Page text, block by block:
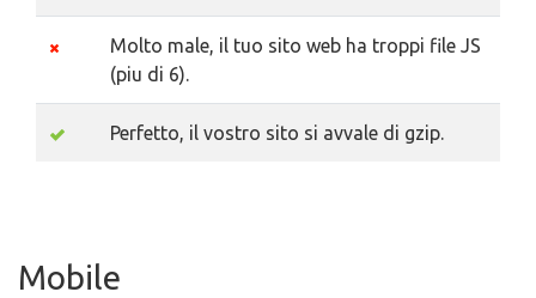
Molto male, il tuo sito web ha troppi file JS
(piu di 6).
Perfetto, il vostro sito si avvale di gzip.
Mobile